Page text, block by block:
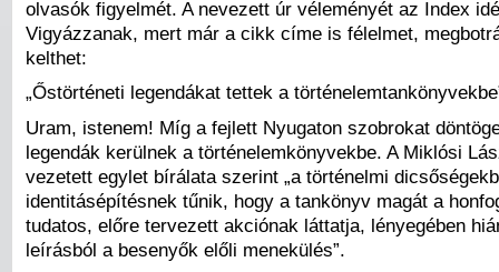
olvasók figyelmét. A nevezett úr véleményét az Index
Vigyázzanak, mert már a cikk címe is félelmet,
kelthet:
„Őstörténeti legendákat tettek a
Uram, istenem! Míg a fejlett Nyugaton szobrokat
legendák kerülnek a történelemkönyvekbe. A Miklósi
vezetett egylet bírálata szerint „a történelmi
identitásépítésnek tűnik, hogy a tankönyv magát a
tudatos, előre tervezett akciónak láttatja, lényegében
leírásból a besenyők előli menekülés”.